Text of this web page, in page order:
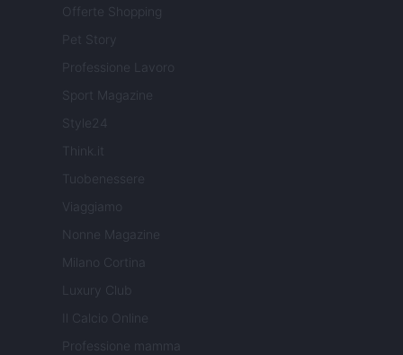
Offerte Shopping
Pet Story
Professione Lavoro
Sport Magazine
Style24
Think.it
Tuobenessere
Viaggiamo
Nonne Magazine
Milano Cortina
Luxury Club
Il Calcio Online
Professione mamma